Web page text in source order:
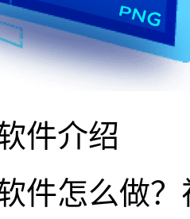
件介绍
件怎么做